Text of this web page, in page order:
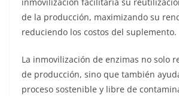
de la producción, maximizando su
reduciendo los costos del suplemento.
La inmovilización de enzimas no solo
de producción, sino que también
proceso sostenible y libre de